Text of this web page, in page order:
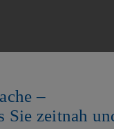
–
Sie zeitnah